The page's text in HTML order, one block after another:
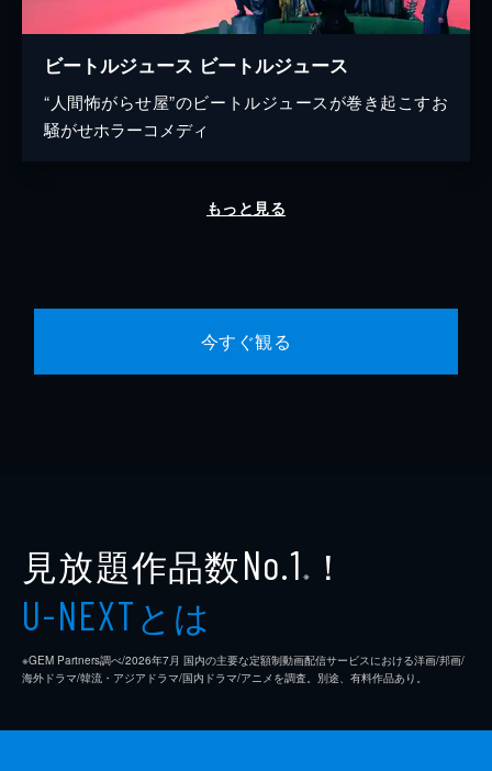
ビートルジュース ビートルジュース
“人間怖がらせ屋”のビートルジュースが巻き起こすお
騒がせホラーコメディ
もっと見る
今すぐ観る
見放題作品数No.1 ※ ！
U-NEXTとは
※GEM Partners調べ/2026年7⽉ 国内の主要な定額制動画配信サービスにおける洋画/邦画/
海外ドラマ/韓流・アジアドラマ/国内ドラマ/アニメを調査。別途、有料作品あり。